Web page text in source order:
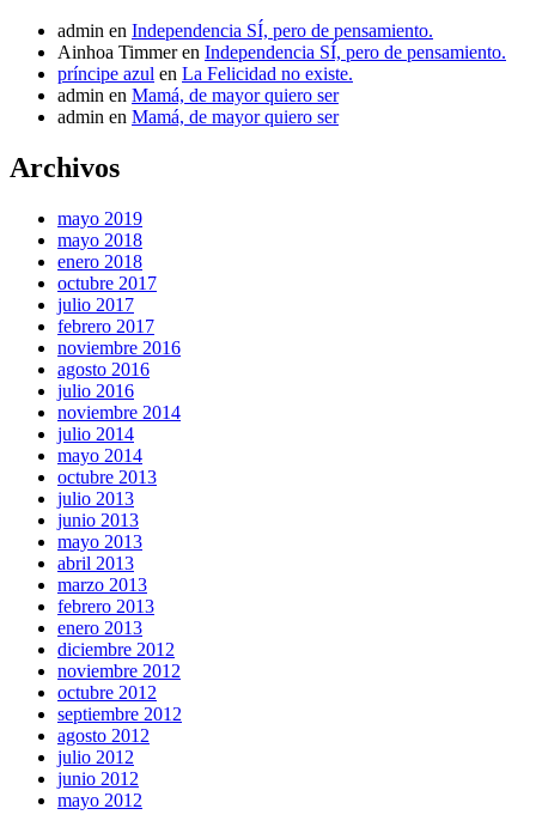
admin en Independencia SÍ, pero de pensamiento.
Ainhoa Timmeren Independencia SÍ, pero de pensamiento.
príncipe azul en La Felicidad no existe.
admin en Mamá, de mayor quiero ser
admin en Mamá, de mayor quiero ser
Archivos
mayo 2019
mayo 2018
enero 2018
octubre 2017
julio 2017
febrero 2017
noviembre 2016
agosto 2016
julio 2016
noviembre 2014
julio 2014
mayo 2014
octubre 2013
julio 2013
junio 2013
mayo 2013
abril 2013
marzo 2013
febrero 2013
enero 2013
diciembre 2012
noviembre 2012
octubre 2012
septiembre 2012
agosto 2012
julio 2012
junio 2012
mayo 2012